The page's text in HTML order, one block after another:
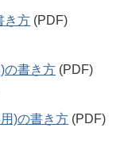
き方 (PDF)
の書き方 (PDF)
)の書き方 (PDF)